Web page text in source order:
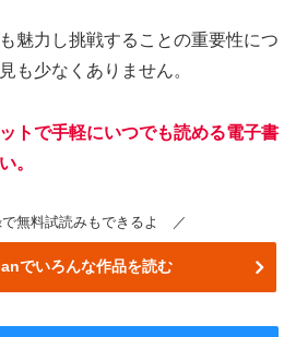
魅力し挑戦することの重要性につ
も少なくありません。
トで手軽にいつでも読める電子書
。
無料試読みもできるよ ／
でいろんな作品を読む